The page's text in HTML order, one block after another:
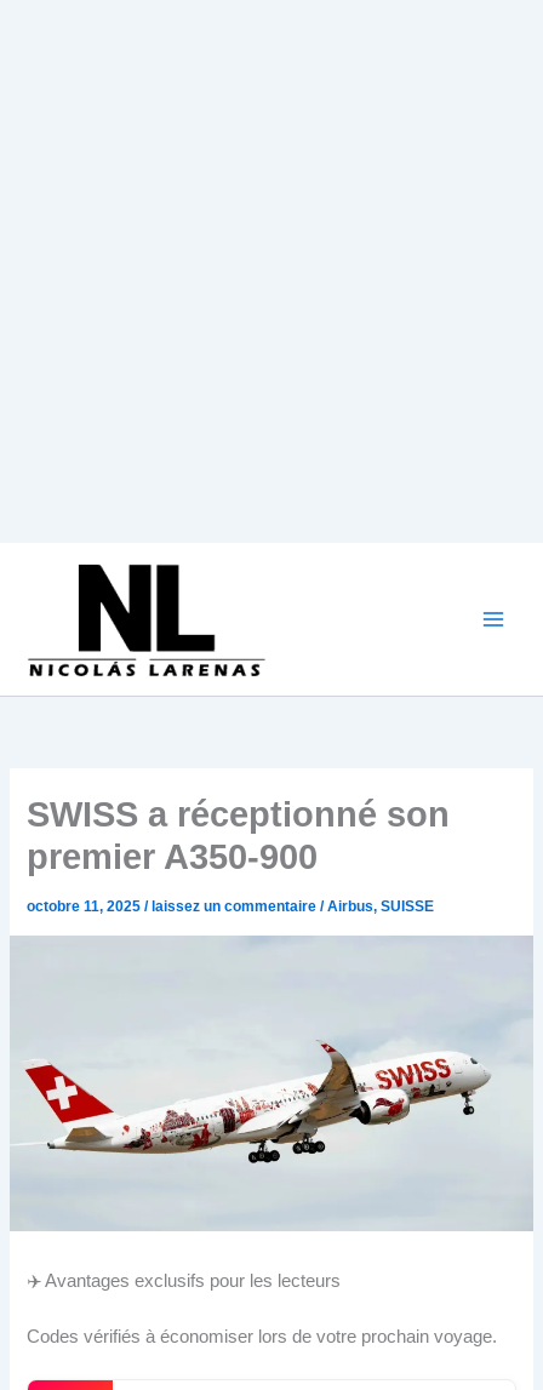
SWISS a réceptionné son
premier A350-900
octobre 11, 2025/ laissez un commentaire /Airbus,SUISSE
✈️ Avantages exclusifs pour les lecteurs
Codes vérifiés à économiser lors de votre prochain voyage.